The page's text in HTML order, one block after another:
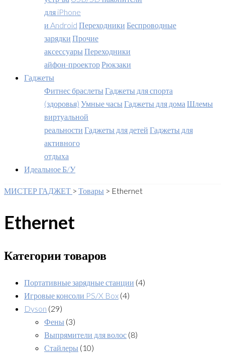
для iPhone
и Android Переходники Беспроводные
зарядки Прочие
аксессуары Переходники
айфон-проекторРюкзаки
Гаджеты
Фитнес браслеты Гаджеты для спорта
(здоровья) Умные часы Гаджеты для дома Шлемы
виртуальной
реальности Гаджеты для детей Гаджеты для
активного
отдыха
Идеальное Б/У
МИСТЕР ГАДЖЕТ > Товары > Ethernet
Ethernet
Категории товаров
Портативные зарядные станции (4)
Игровые консоли PS/X Box (4)
Dyson (29)
Фены (3)
Выпрямители для волос (8)
Стайлеры (10)